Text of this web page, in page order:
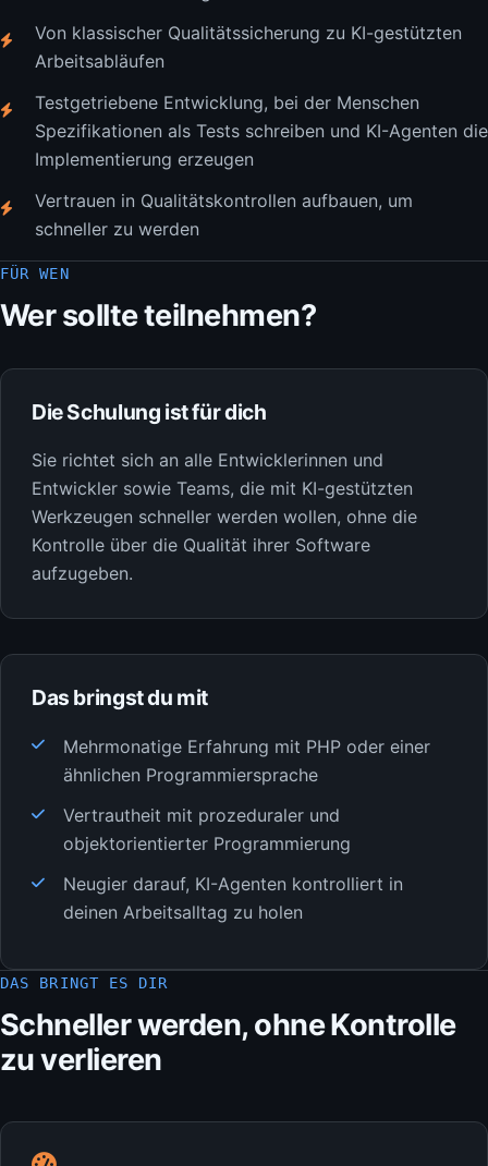
Von klassischer Qualitätssicherung zu KI-gestützten
Arbeitsabläufen
Testgetriebene Entwicklung, bei der Menschen
Spezifikationen als Tests schreiben und KI-Agenten die
Implementierung erzeugen
Vertrauen in Qualitätskontrollen aufbauen, um
schneller zu werden
FÜR WEN
Wer sollte teilnehmen?
Die Schulung ist für dich
Sie richtet sich an alle Entwicklerinnen und
Entwickler sowie Teams, die mit KI-gestützten
Werkzeugen schneller werden wollen, ohne die
Kontrolle über die Qualität ihrer Software
aufzugeben.
Das bringst du mit
Mehrmonatige Erfahrung mit PHP oder einer
ähnlichen Programmiersprache
Vertrautheit mit prozeduraler und
objektorientierter Programmierung
Neugier darauf, KI-Agenten kontrolliert in
deinen Arbeitsalltag zu holen
DAS BRINGT ES DIR
Schneller werden, ohne Kontrolle
zu verlieren